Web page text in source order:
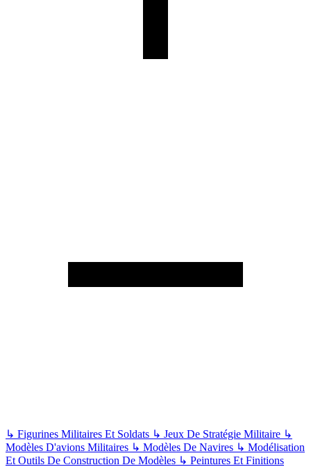
↳ Figurines Militaires Et Soldats ↳ Jeux De Stratégie Militaire ↳
Modèles D'avions Militaires ↳ Modèles De Navires ↳ Modélisation
Et Outils De Construction De Modèles ↳ Peintures Et Finitions